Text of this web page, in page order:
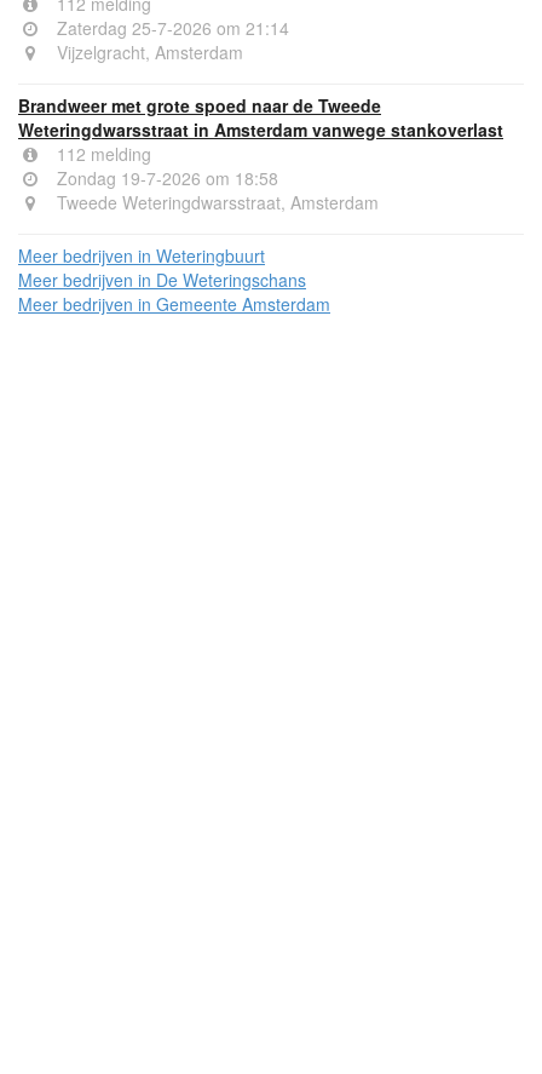
Zaterdag 25-7-2026 om 21:14
Vijzelgracht, Amsterdam
Brandweer met grote spoed naar de Tweede
Weteringdwarsstraat in Amsterdam vanwege stankoverlast
112 melding
Zondag 19-7-2026 om 18:58
Tweede Weteringdwarsstraat, Amsterdam
Meer bedrijven in Weteringbuurt
Meer bedrijven in De Weteringschans
Meer bedrijven in Gemeente Amsterdam